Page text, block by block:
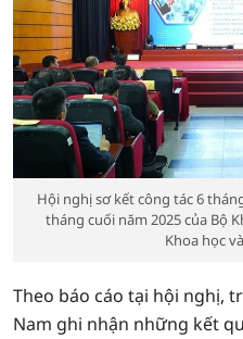
Hội nghị sơ kết công tác 6
tháng cuối năm 2025 của Bộ
Khoa học
Theo báo cáo tại hội nghị,
Nam ghi nhận những kết